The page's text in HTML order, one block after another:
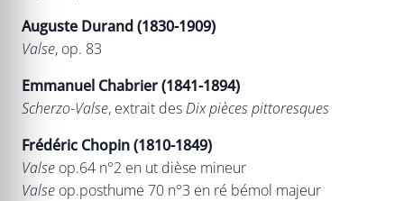
Auguste Durand (1830-1909)
Valse, op. 83
Emmanuel Chabrier (1841-1894)
Scherzo-Valse, extrait desDix pièces pittoresques
Frédéric Chopin (1810-1849)
Valse op.64 n°2 en ut dièse mineur
Valse op.posthume 70 n°3 en ré bémol majeur